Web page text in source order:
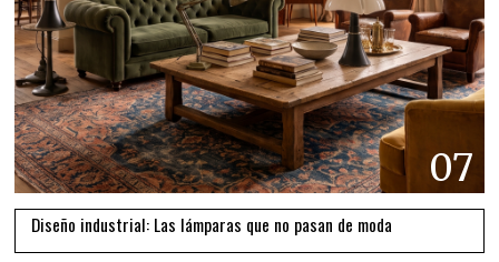
07
Diseño industrial: Las lámparas que no pasan de moda